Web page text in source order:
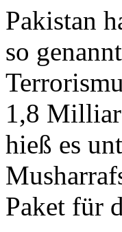
Pakistan
so
1,8
hieß es
Paket für